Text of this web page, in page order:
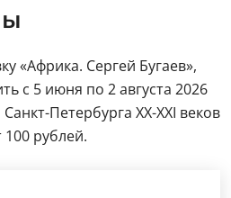
«Африка. Сергей Бугаев»,
с 5 июня по 2 августа 2026
Петербурга XX-XXI веков
100 рублей.